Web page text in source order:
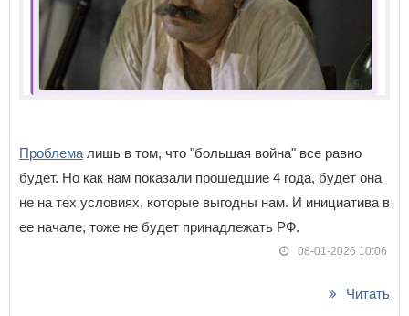
Проблема лишь в том, что "большая война" все равно
будет. Но как нам показали прошедшие 4 года, будет она
не на тех условиях, которые выгодны нам. И инициатива в
ее начале, тоже не будет принадлежать РФ.
08-01-2026 10:06
Читать